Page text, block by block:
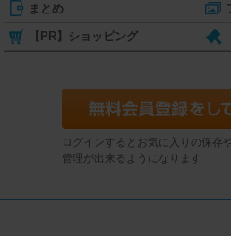
まとめ
【PR】ショッピング
ログインするとお気に入りの保存
管理が出来るようになります